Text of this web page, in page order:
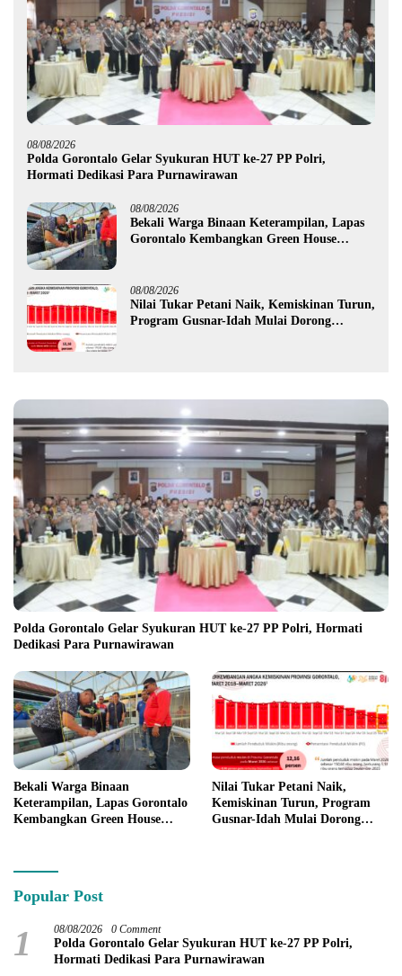
08/08/2026
Polda Gorontalo Gelar Syukuran HUT ke-27 PP Polri,
Hormati Dedikasi Para Purnawirawan
08/08/2026
Bekali Warga Binaan Keterampilan, Lapas
Gorontalo Kembangkan Green House
08/08/2026
Nilai Tukar Petani Naik, Kemiskinan Turun,
Program Gusnar-Idah Mulai Dorong
Polda Gorontalo Gelar Syukuran HUT ke-27 PP Polri, Hormati
Dedikasi Para Purnawirawan
Bekali Warga Binaan
Keterampilan, Lapas Gorontalo
Kembangkan Green House
Nilai Tukar Petani Naik,
Kemiskinan Turun, Program
Gusnar-Idah Mulai Dorong
Popular Post
1 08/08/2026 0 Comment
Polda Gorontalo Gelar Syukuran HUT ke-27 PP Polri,
Hormati Dedikasi Para Purnawirawan